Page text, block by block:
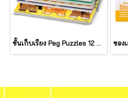
ชั้นเก็บเรียง Peg Puzzles 12 แผ่น Wire Puzzle-Storage Rack รุ่น 1018 ยี่ห้อ Melissa & Doug (นำเข้า USA)